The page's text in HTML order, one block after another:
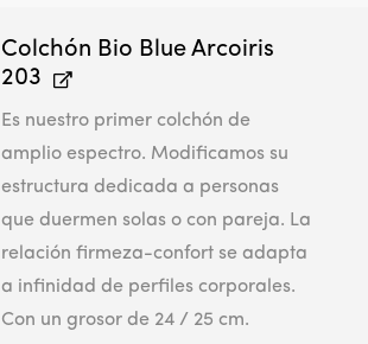
Colchón Bio Blue Arcoiris
203
Es nuestro primer colchón de
amplio espectro. Modificamos su
estructura dedicada a personas
que duermen solas o con pareja. La
relación firmeza-confort se adapta
a infinidad de perfiles corporales.
Con un grosor de 24 / 25 cm.